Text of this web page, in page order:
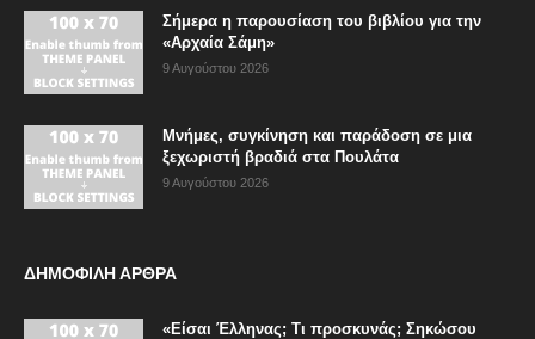
Σήμερα η παρουσίαση του βιβλίου για την
«Αρχαία Σάμη»
9 Αυγούστου 2026
Μνήμες, συγκίνηση και παράδοση σε μια
ξεχωριστή βραδιά στα Πουλάτα
9 Αυγούστου 2026
ΔΗΜΟΦΙΛΗ ΑΡΘΡΑ
«Είσαι Έλληνας; Τι προσκυνάς; Σηκώσου